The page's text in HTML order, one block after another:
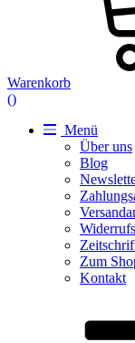
Warenkorb
()
Menü
Über uns
Blog
Zum
Kontakt